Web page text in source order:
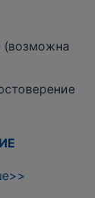
(возможна